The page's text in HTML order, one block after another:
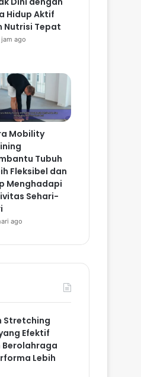
Hidup Aktif
Nutrisi Tepat
jam ago
Mobility
Tubuh
Fleksibel dan
Menghadapi
Sehari-
ago
Stretching
Efektif
Berolahraga
Lebih